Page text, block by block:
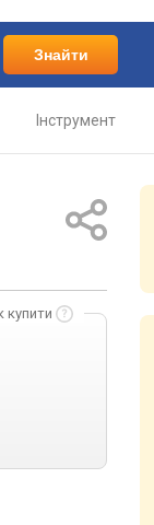
Знайти
Інструмент
купити